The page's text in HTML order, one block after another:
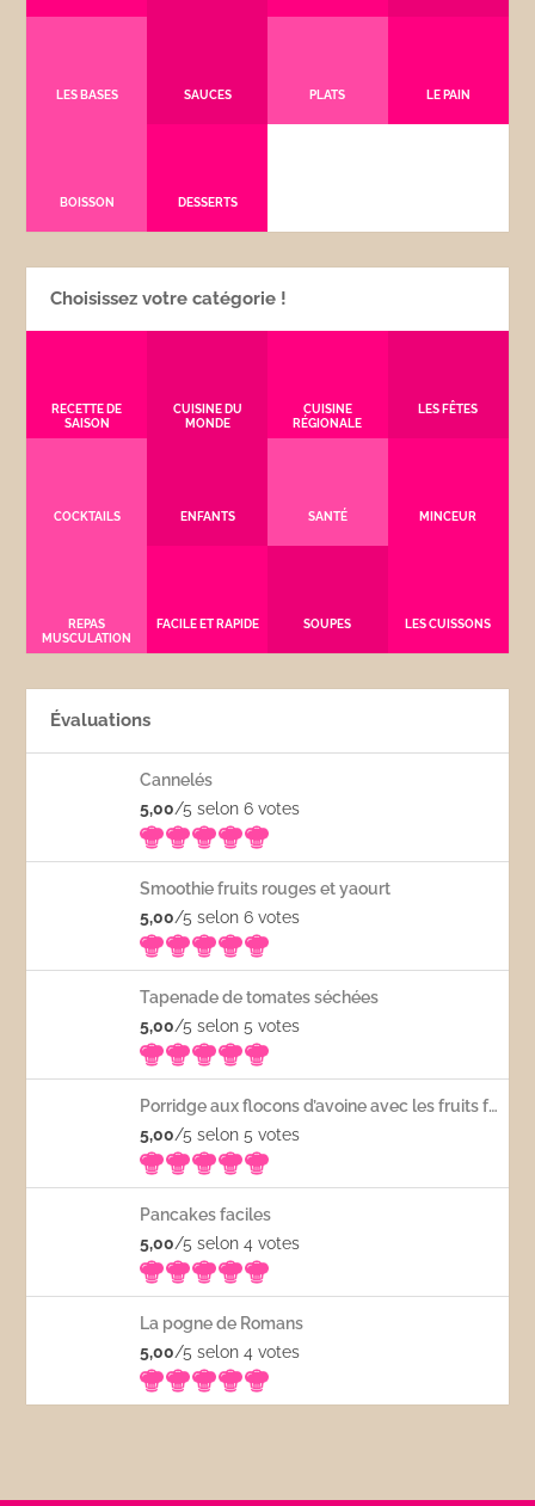
LES BASES SAUCES PLATS LE PAIN
BOISSON DESSERTS
Choisissez votre catégorie !
RECETTE DE
SAISON
CUISINE DU
MONDE
CUISINE
RÉGIONALE
LES FÊTES
COCKTAILS ENFANTS SANTÉ MINCEUR
REPAS
MUSCULATION
FACILE ET RAPIDE SOUPES LES CUISSONS
Évaluations
Cannelés
5,00/5 selon 6votes
Smoothie fruits rouges et yaourt
5,00/5 selon 6votes
Tapenade de tomates séchées
5,00/5 selon 5votes
Porridge aux flocons d’avoine avec les fruits frais
5,00/5 selon 5votes
Pancakes faciles
5,00/5 selon 4votes
La pogne de Romans
5,00/5 selon 4votes